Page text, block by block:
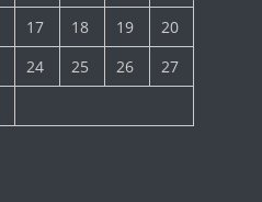
17 18 19
20
24 25 26
27